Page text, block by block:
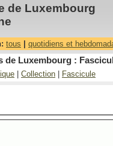
de Luxembourg
tous quotidiens et
de Luxembourg :
Collection Fascicule